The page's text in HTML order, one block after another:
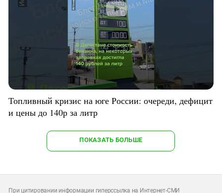
Топливный кризис на юге России: очереди, дефицит
и цены до 140р за литр
ПОКАЗАТЬ БОЛЬШЕ
При цитировании информации гиперссылка на Интернет-СМИ